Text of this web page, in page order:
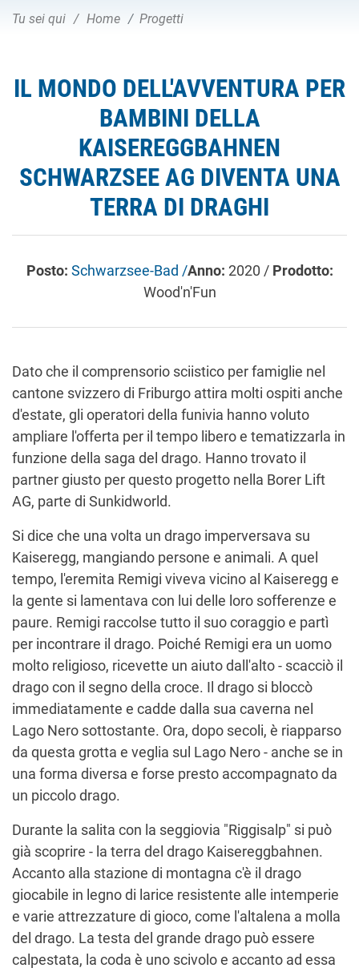
Tu sei qui Home Progetti
IL MONDO DELL'AVVENTURA PER
BAMBINI DELLA
KAISEREGGBAHNEN
SCHWARZSEE AG DIVENTA UNA
TERRA DI DRAGHI
Posto: Schwarzsee-Bad /Anno: 2020 / Prodotto:
Wood'n'Fun
Dato che il comprensorio sciistico per famiglie nel
cantone svizzero di Friburgo attira molti ospiti anche
d'estate, gli operatori della funivia hanno voluto
ampliare l'offerta per il tempo libero e tematizzarla in
funzione della saga del drago. Hanno trovato il
partner giusto per questo progetto nella Borer Lift
AG, parte di Sunkidworld.
Si dice che una volta un drago imperversava su
Kaiseregg, mangiando persone e animali. A quel
tempo, l'eremita Remigi viveva vicino al Kaiseregg e
la gente si lamentava con lui delle loro sofferenze e
paure. Remigi raccolse tutto il suo coraggio e partì
per incontrare il drago. Poiché Remigi era un uomo
molto religioso, ricevette un aiuto dall'alto - scacciò il
drago con il segno della croce. Il drago si bloccò
immediatamente e cadde dalla sua caverna nel
Lago Nero sottostante. Ora, dopo secoli, è riapparso
da questa grotta e veglia sul Lago Nero - anche se in
una forma diversa e forse presto accompagnato da
un piccolo drago.
Durante la salita con la seggiovia "Riggisalp" si può
già scoprire - la terra del drago Kaisereggbahnen.
Accanto alla stazione di montagna c'è il drago
giocabile in legno di larice resistente alle intemperie
e varie attrezzature di gioco, come l'altalena a molla
del drago. La testa del grande drago può essere
calpestata, la coda è uno scivolo e accanto ad essa